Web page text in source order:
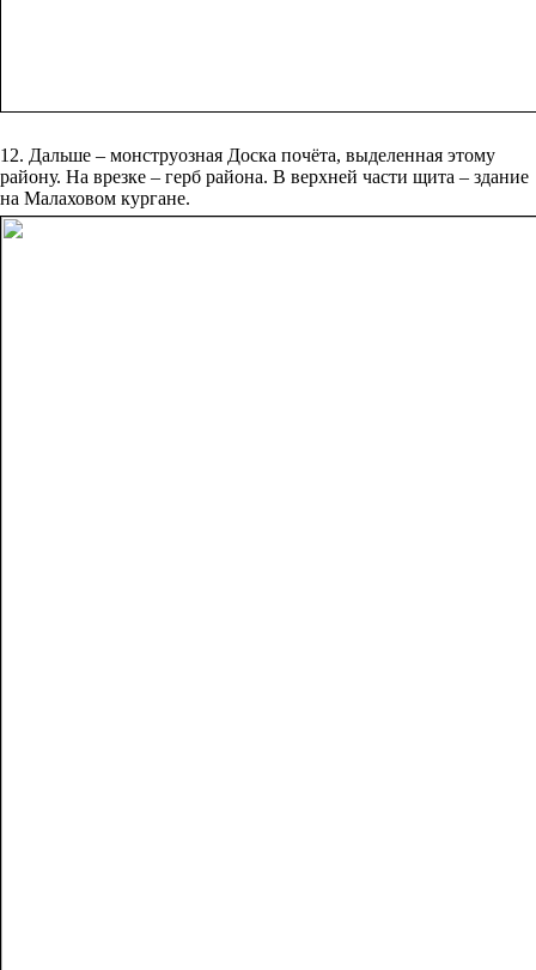
12. Дальше – монструозная Доска почёта, выделенная этому
району. На врезке – герб района. В верхней части щита – здание
на Малаховом кургане.